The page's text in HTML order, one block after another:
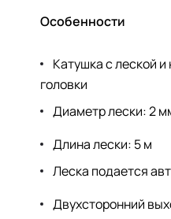
Особенности
Катушка с леской
головки
Диаметр лески: 2
Длина лески: 5 м
Леска подается
Двухсторонний